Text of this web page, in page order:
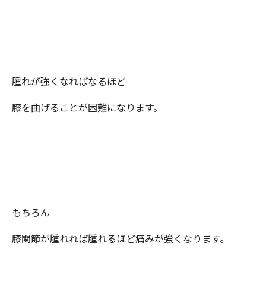
腫れが強くなればなるほど
膝を曲げることが困難になります。
もちろん
膝関節が腫れれば腫れるほど痛みが強くなります。